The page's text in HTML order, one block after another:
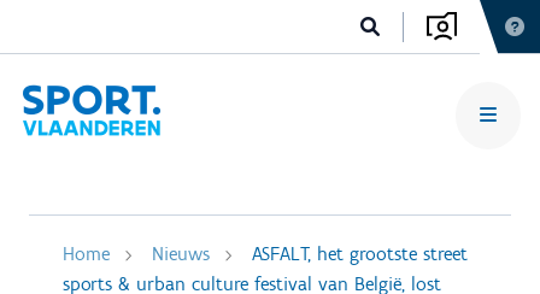
Home Nieuws
ASFALT, het grootste street
sports & urban culture festival van België, lost